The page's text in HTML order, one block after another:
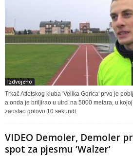
Izdvojeno
Trkač Atletskog kluba 'Velika Gorica' prvo je
a onda je briljirao u utrci na 5000 metara, u
zaostao gotovo 10 sekundi.
VIDEO Demoler, Demoler
spot za pjesmu ‘Walzer’